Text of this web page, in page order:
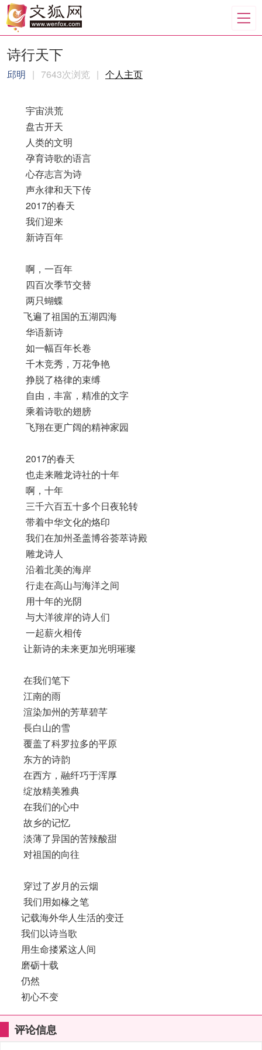
诗行天下
邱明 | 7643次浏览 | 个人主页
宇宙洪荒
盘古开天
人类的文明
孕育诗歌的语言
心存志言为诗
声永律和天下传
2017的春天
我们迎来
新诗百年
啊，一百年
四百次季节交替
两只蝴蝶
飞遍了祖国的五湖四海
华语新诗
如一幅百年长卷
千木竞秀，万花争艳
挣脱了格律的束缚
自由，丰富，精准的文字
乘着诗歌的翅膀
飞翔在更广阔的精神家园
2017的春天
也走来雕龙诗社的十年
啊，十年
三千六百五十多个日夜轮转
带着中华文化的烙印
我们在加州圣盖博谷荟萃诗殿
雕龙诗人
沿着北美的海岸
行走在高山与海洋之间
用十年的光阴
与大洋彼岸的诗人们
一起薪火相传
让新诗的未来更加光明璀璨
在我们笔下
江南的雨
渲染加州的芳草碧芊
長白山的雪
覆盖了科罗拉多的平原
东方的诗韵
在西方，融纤巧于浑厚
绽放精美雅典
在我们的心中
故乡的记忆
淡薄了异国的苦辣酸甜
对祖国的向往
穿过了岁月的云烟
我们用如椽之笔
记载海外华人生活的变迁
我们以诗当歌
用生命搂紧这人间
磨砺十载
仍然
初心不变
评论信息